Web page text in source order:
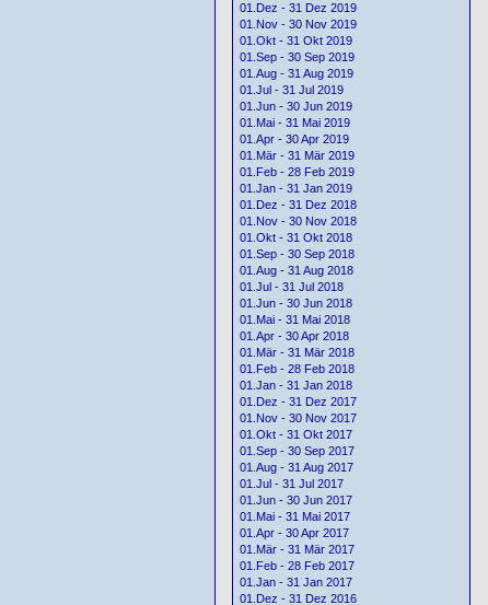
01.Dez - 31 Dez 2019
01.Nov - 30 Nov 2019
01.Okt - 31 Okt 2019
01.Sep - 30 Sep 2019
01.Aug - 31 Aug 2019
01.Jul - 31 Jul 2019
01.Jun - 30 Jun 2019
01.Mai - 31 Mai 2019
01.Apr - 30 Apr 2019
01.Mär - 31 Mär 2019
01.Feb - 28 Feb 2019
01.Jan - 31 Jan 2019
01.Dez - 31 Dez 2018
01.Nov - 30 Nov 2018
01.Okt - 31 Okt 2018
01.Sep - 30 Sep 2018
01.Aug - 31 Aug 2018
01.Jul - 31 Jul 2018
01.Jun - 30 Jun 2018
01.Mai - 31 Mai 2018
01.Apr - 30 Apr 2018
01.Mär - 31 Mär 2018
01.Feb - 28 Feb 2018
01.Jan - 31 Jan 2018
01.Dez - 31 Dez 2017
01.Nov - 30 Nov 2017
01.Okt - 31 Okt 2017
01.Sep - 30 Sep 2017
01.Aug - 31 Aug 2017
01.Jul - 31 Jul 2017
01.Jun - 30 Jun 2017
01.Mai - 31 Mai 2017
01.Apr - 30 Apr 2017
01.Mär - 31 Mär 2017
01.Feb - 28 Feb 2017
01.Jan - 31 Jan 2017
01.Dez - 31 Dez 2016